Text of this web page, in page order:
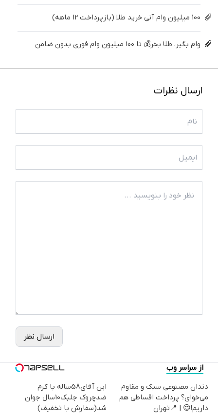
100 میلیون وام آنی خرید طلا (بازپرداخت 12 ماهه)
وام بگیر، طلا بخر💰 تا 100 میلیون وام فوری بدون ضامن
ارسال نظرات
ارسال نظر
از سراسر وب
دندان مصنوعی سبک و مقاوم
می‌خوای؟ پرداخت اقساطی هم
داریم!😍 | 📍تهران
این آقای58ساله با کرم
ضدچروک جلبک10سال جوان
شد(سفارش با تخفیف)